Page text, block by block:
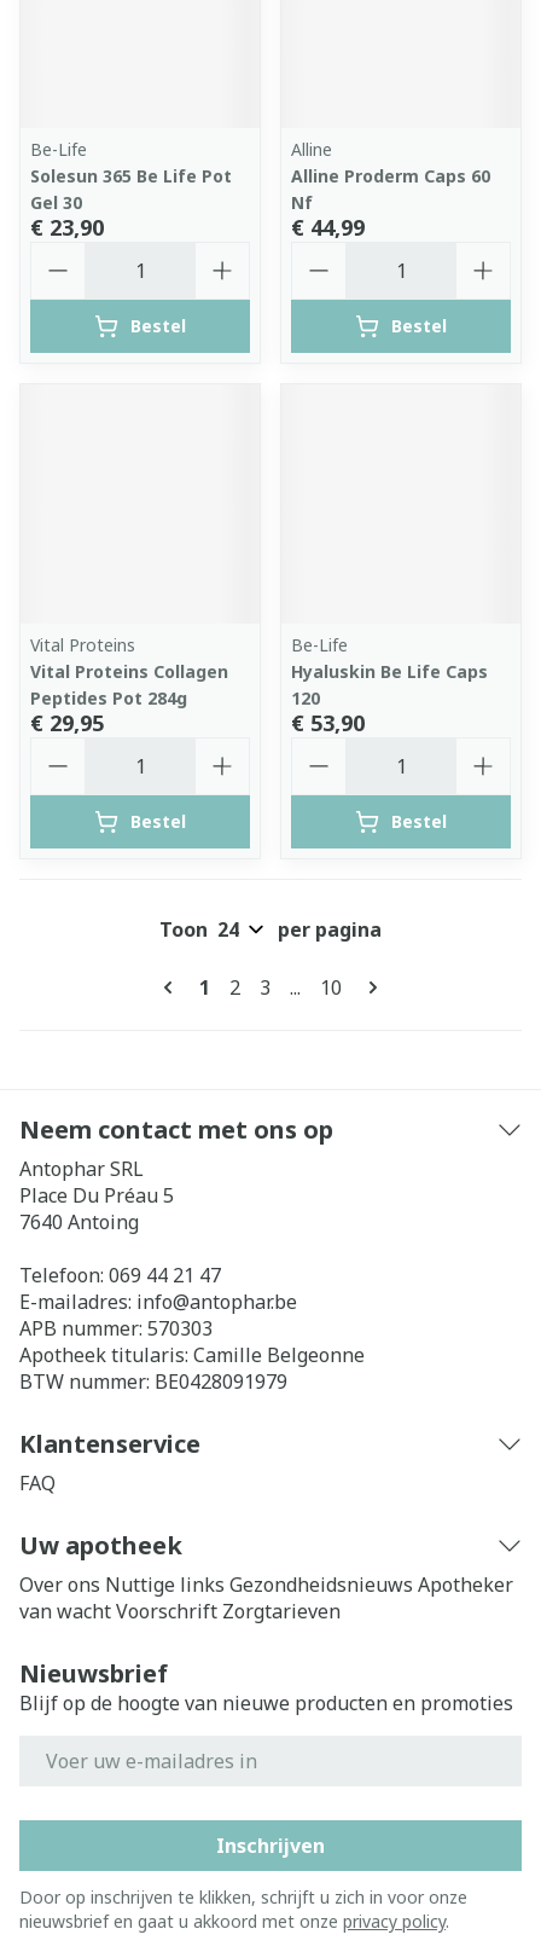
Be-Life
Solesun 365 Be Life Pot
Gel 30
€ 23,90
Bestel
Alline
Alline Proderm Caps 60
Nf
€ 44,99
Bestel
Vital Proteins
Vital Proteins Collagen
Peptides Pot 284g
€ 29,95
Bestel
Be-Life
Hyaluskin Be Life Caps
120
€ 53,90
Bestel
Pagina's
U lees momenteel pagina
1 Pagina
2 Pagina
3 ... Pagina
10
Toon per pagina
Neem contact met ons op
Antophar SRL
Place Du Préau 5
7640 Antoing
Telefoon: 069 44 21 47
E-mailadres: info@antophar.be
APB nummer: 570303
Apotheek titularis: Camille Belgeonne
BTW nummer: BE0428091979
Klantenservice
FAQ
Uw apotheek
Over ons Nuttige links Gezondheidsnieuws Apotheker
van wachtVoorschrift Zorgtarieven
Nieuwsbrief
Blijf op de hoogte van nieuwe producten en promoties
Inschrijven
Door op inschrijven te klikken, schrijft u zich in voor onze
nieuwsbrief en gaat u akkoord met onze privacy policy.